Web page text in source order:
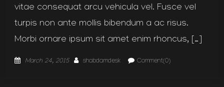
vitae consequat arcu vehicula vel. Fusce vel
turpis non ante mollis bibendum a ac risus.
Morbi ornare ipsum sit amet enim rhoncus, […]
Posted
March 24, 2015 Author
shabdamdesk Comment(0)